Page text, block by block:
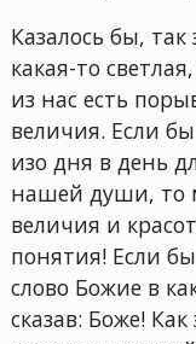
Казалось бы, так
какая-то
из нас есть
величия. Если
изо дня в день
нашей души, то
величия и
понятия! Если
слово Божие в
сказав: Боже!